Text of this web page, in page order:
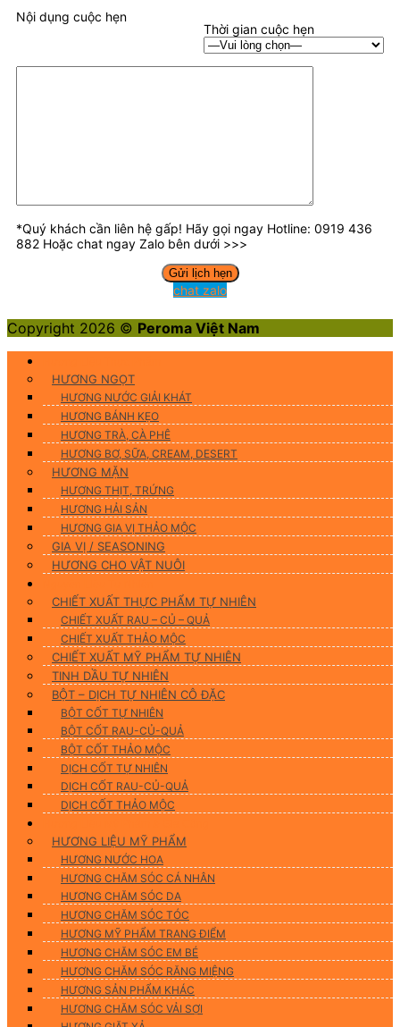
Thời gian cuộc hẹn
Nội dụng cuộc hẹn
*Quý khách cần liên hệ gấp! Hãy gọi ngay Hotline: 0919 436
882 Hoặc chat ngay Zalo bên dưới >>>
chat zalo
Copyright 2026 © Peroma Việt Nam
HƯƠNG NGỌT
HƯƠNG NƯỚC GIẢI KHÁT
HƯƠNG BÁNH KẸO
HƯƠNG TRÀ, CÀ PHÊ
HƯƠNG BƠ, SỮA, CREAM, DESERT
HƯƠNG MẶN
HƯƠNG THỊT, TRỨNG
HƯƠNG HẢI SẢN
HƯƠNG GIA VỊ THẢO MỘC
GIA VỊ / SEASONING
HƯƠNG CHO VẬT NUÔI
CHIẾT XUẤT THỰC PHẨM TỰ NHIÊN
CHIẾT XUẤT RAU – CỦ – QUẢ
CHIẾT XUẤT THẢO MỘC
CHIẾT XUẤT MỸ PHẨM TỰ NHIÊN
TINH DẦU TỰ NHIÊN
BỘT – DỊCH TỰ NHIÊN CÔ ĐẶC
BỘT CỐT TỰ NHIÊN
BỘT CỐT RAU-CỦ-QUẢ
BỘT CỐT THẢO MỘC
DỊCH CỐT TỰ NHIÊN
DỊCH CỐT RAU-CỦ-QUẢ
DỊCH CỐT THẢO MỘC
HƯƠNG LIỆU MỸ PHẨM
HƯƠNG NƯỚC HOA
HƯƠNG CHĂM SÓC CÁ NHÂN
HƯƠNG CHĂM SÓC DA
HƯƠNG CHĂM SÓC TÓC
HƯƠNG MỸ PHẨM TRANG ĐIỂM
HƯƠNG CHĂM SÓC EM BÉ
HƯƠNG CHĂM SÓC RĂNG MIỆNG
HƯƠNG SẢN PHẨM KHÁC
HƯƠNG CHĂM SÓC VẢI SỢI